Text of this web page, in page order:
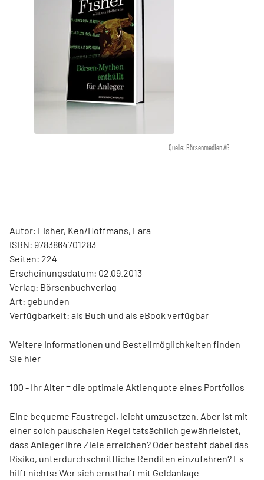
Quelle: Börsenmedien AG
Autor: Fisher, Ken/Hoffmans, Lara
ISBN: 9783864701283
Seiten: 224
Erscheinungsdatum: 02.09.2013
Verlag: Börsenbuchverlag
Art: gebunden
Verfügbarkeit: als Buch und als eBook verfügbar
Weitere Informationen und Bestellmöglichkeiten finden
Sie hier
100 - Ihr Alter = die optimale Aktienquote eines Portfolios
Eine bequeme Faustregel, leicht umzusetzen. Aber ist mit
einer solch pauschalen Regel tatsächlich gewährleistet,
dass Anleger ihre Ziele erreichen? Oder besteht dabei das
Risiko, unterdurchschnittliche Renditen einzufahren? Es
hilft nichts: Wer sich ernsthaft mit Geldanlage